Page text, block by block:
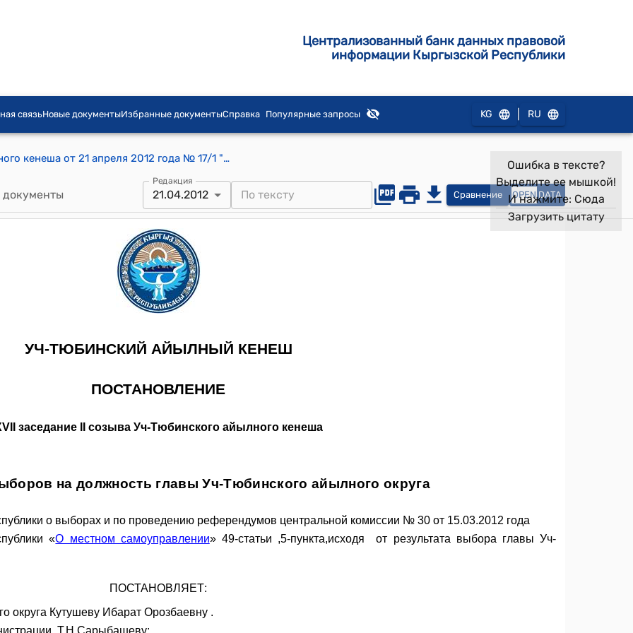
Централизованный банк данных правовой
информации Кыргызской Республики
связьНовые документыИзбранные документыСправка Популярные запросы KG RU
Постановление Уч-Тюбинского айылного кенеша от 21 апреля 2012 года № 17/1 "О результатах выборов на должность главы Уч-Тюбинского айылного округа"
Редакция
21.04.2012 Сравнение OPEN DATA
Ошибка в тексте?
Выделите ее мышкой!
И нажмите: Сюда
Загрузить цитату